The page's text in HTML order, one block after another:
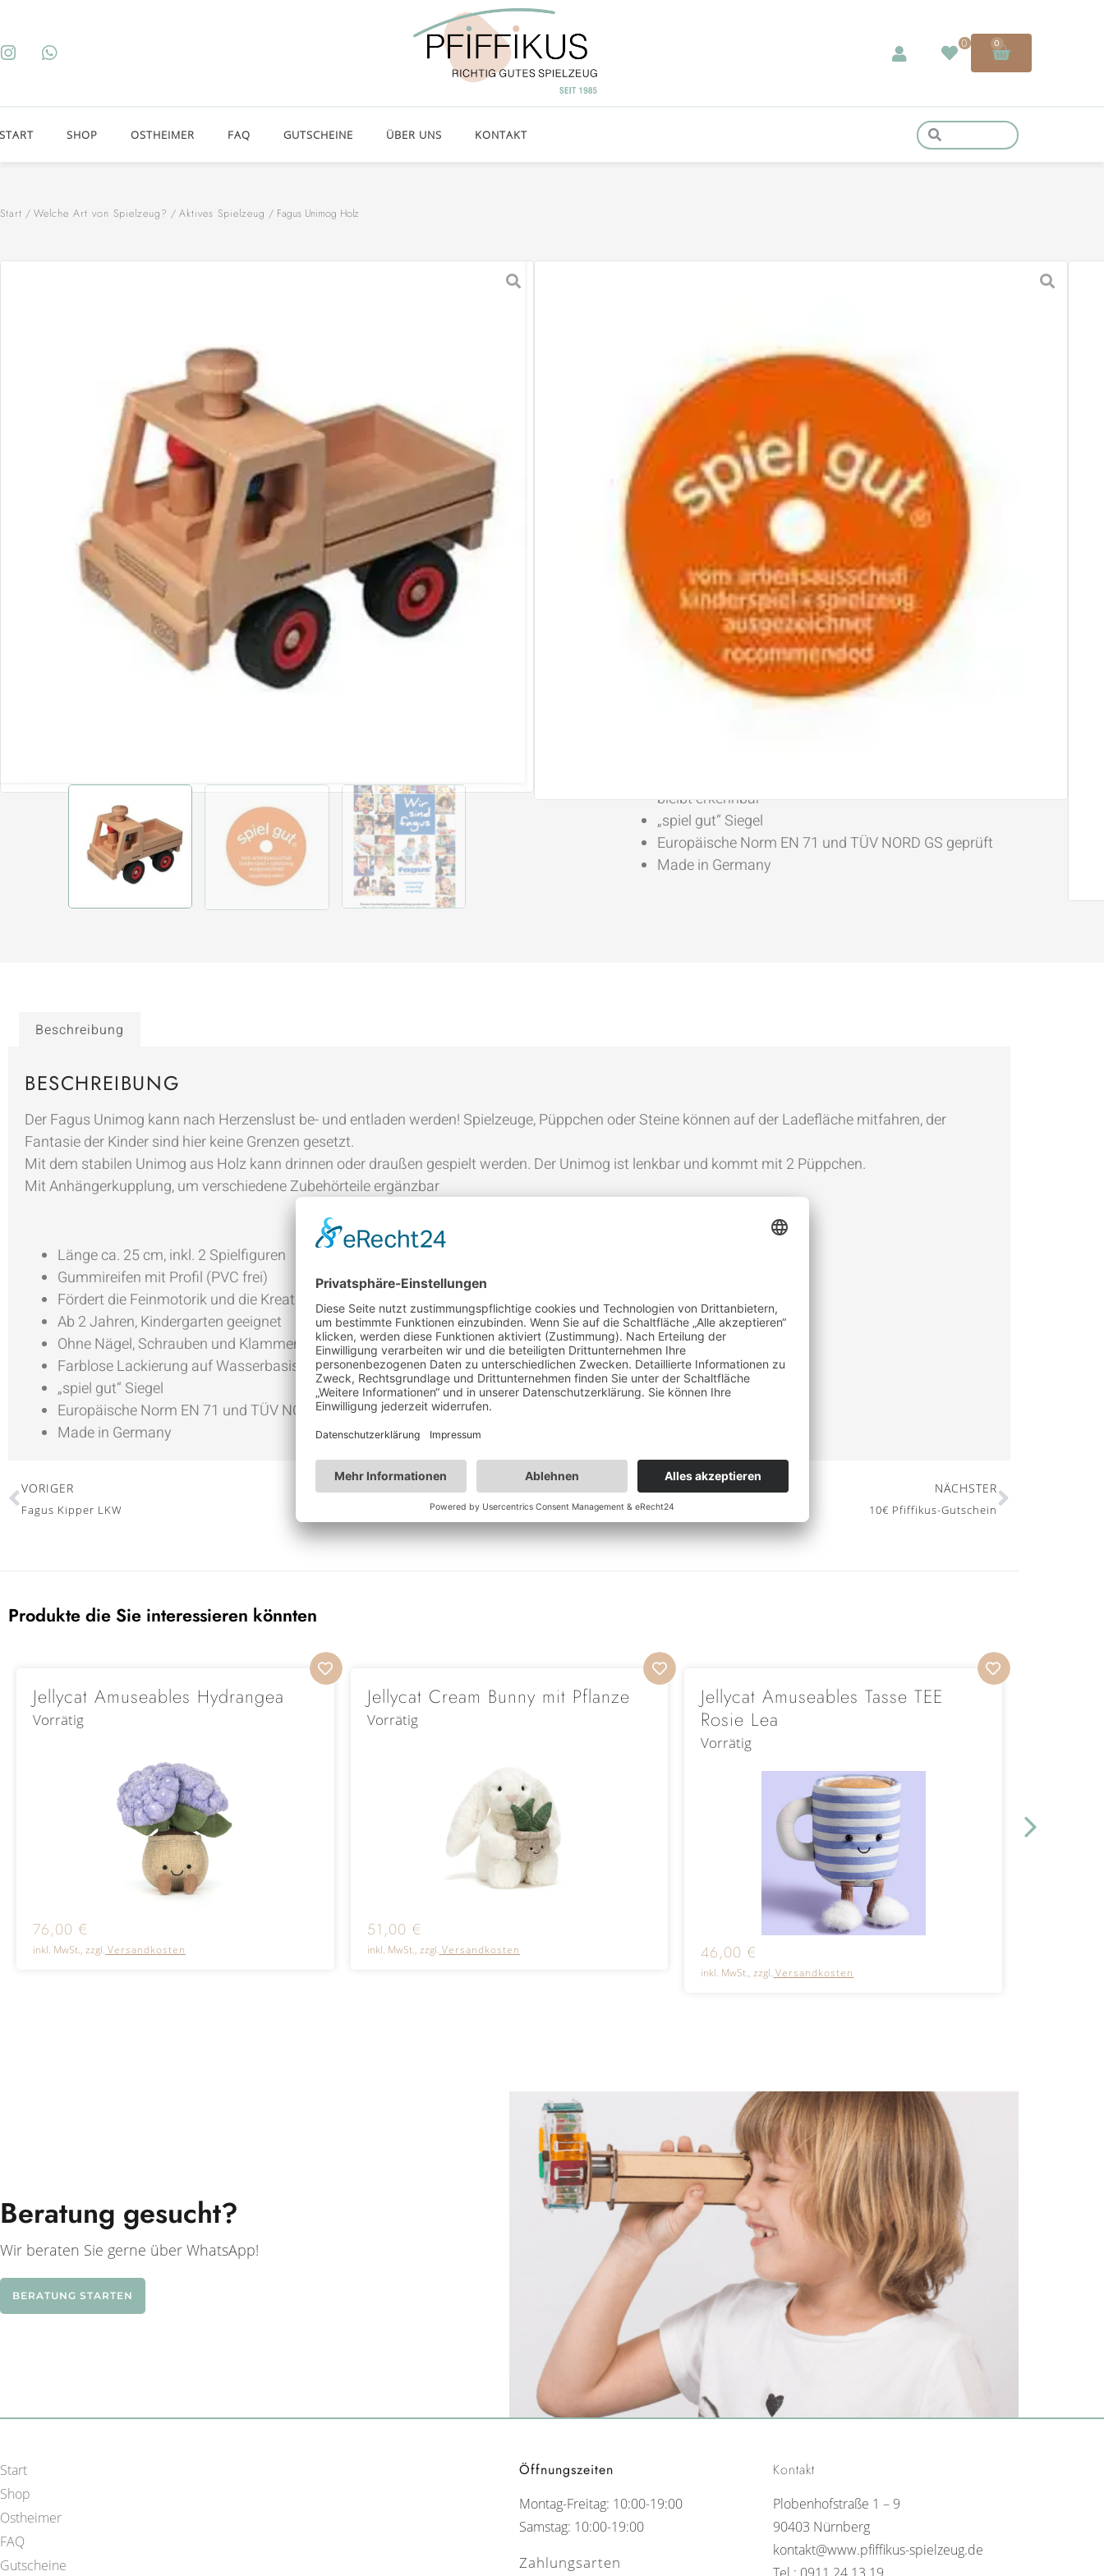
0 0
START SHOP OSTHEIMER FAQ GUTSCHEINE ÜBER UNS KONTAKT
Start / Welche Art von Spielzeug? / Aktives Spielzeug / Fagus Unimog Holz
JETZT BESTELLEN!
Nicht vorrätig
WARENKORB ANSCHAUEN
ZUR WUNSCHLISTE
Mit Anhängerkupplung, um verschiedene
Zubehörteile ergänzbar
Länge ca. 25 cm, inkl. 2 Spielfiguren
Gummireifen mit Profil (PVC frei)
Fördert die Feinmotorik und die Kreativität
bleibt erkennbar
„spiel gut“ Siegel
Europäische Norm EN 71 und TÜV NORD GS geprüft
Made in Germany
Beschreibung
BESCHREIBUNG
Der Fagus Unimog kann nach Herzenslust be- und entladen werden! Spielzeuge, Püppchen oder Steine können auf der Ladefläche mitfahren, der
Fantasie der Kinder sind hier keine Grenzen gesetzt.
Mit dem stabilen Unimog aus Holz kann drinnen oder draußen gespielt werden. Der Unimog ist lenkbar und kommt mit 2 Püppchen.
Mit Anhängerkupplung, um verschiedene Zubehörteile ergänzbar
Länge ca. 25 cm, inkl. 2 Spielfiguren
Gummireifen mit Profil (PVC frei)
Fördert die Feinmotorik und die Kreativität
Ab 2 Jahren, Kindergarten geeignet
Ohne Nägel, Schrauben und Klammern
Farblose Lackierung auf Wasserbasis, Holzstruktur bleibt erkennbar
„spiel gut“ Siegel
Europäische Norm EN 71 und TÜV NORD GS geprüft
Made in Germany
VORIGER
Fagus Kipper LKW
NÄCHSTER
10€ Pfiffikus-Gutschein
Produkte die Sie interessieren könnten
Jellycat Amuseables Hydrangea
Vorrätig
76,00 €
inkl. MwSt., zzgl. Versandkosten
Jellycat Cream Bunny mit Pflanze
Vorrätig
51,00 €
inkl. MwSt., zzgl. Versandkosten
Jellycat Amuseables Tasse TEE
Rosie Lea
Vorrätig
46,00 €
inkl. MwSt., zzgl. Versandkosten
Beratung gesucht?
Wir beraten Sie gerne über WhatsApp!
BERATUNG STARTEN
Start
Shop
Ostheimer
FAQ
Gutscheine
Öffnungszeiten
Montag-Freitag: 10:00-19:00
Samstag: 10:00-19:00
Zahlungsarten
Kontakt
Plobenhofstraße 1 – 9
90403 Nürnberg
kontakt@www.pfiffikus-spielzeug.de